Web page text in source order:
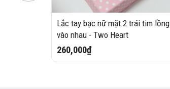
Lắc tay bạc nữ mặt 2 trái tim lồng
vào nhau - Two Heart
260,000₫